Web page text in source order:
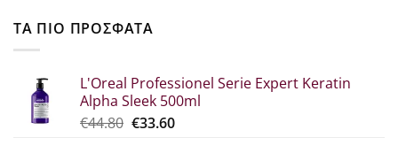
ΤΑ ΠΙΟ ΠΡΟΣΦΑΤΑ
L'Oreal Professionel Serie Expert Keratin
Alpha Sleek 500ml
€44.80 Original
€33.60Η